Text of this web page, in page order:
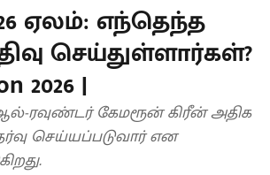
ஏலம்: எந்தெந்த
செய்துள்ளார்கள்?
2026 |
ரவுண்டர் கேமரூன் கிரீன் அதிக
செய்யப்படுவார் என